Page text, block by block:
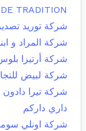
TRADITION
شركة توريد
شركة المراد و
شركة أرتيزا
شركة لبيض
شركة تيرا دادون
داري داركم
شركة اونلي